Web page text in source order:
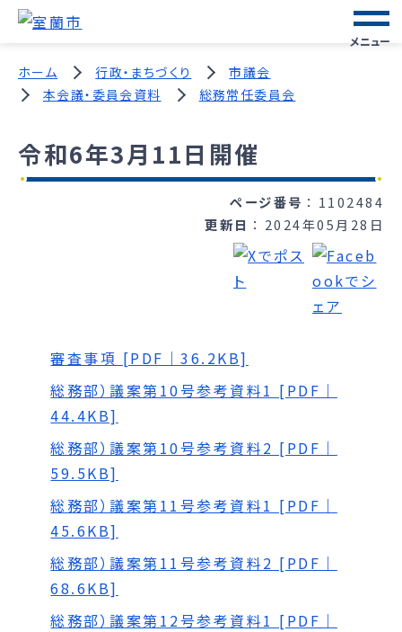
メニュー
ホーム 行政・まちづくり
市議会
本会議・委員会資料
総務常任委員会
令和6年3月11日開催
ページ番号
1102484
更新日
2024年05月28日
審査事項 [PDF｜36.2KB]
総務部）議案第10号参考資料1 [PDF｜
44.4KB]
総務部）議案第10号参考資料2 [PDF｜
59.5KB]
総務部）議案第11号参考資料1 [PDF｜
45.6KB]
総務部）議案第11号参考資料2 [PDF｜
68.6KB]
総務部）議案第12号参考資料1 [PDF｜